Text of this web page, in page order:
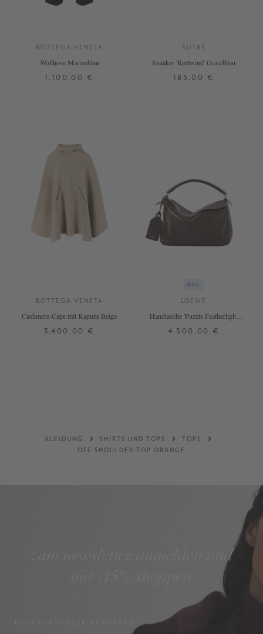
BOTTEGA VENETA
Wollhose Marineblau
1.100,00 €
AUTRY
Sneaker 'Reelwind' Grau/Blau
185,00 €
BOTTEGA VENETA
Cashmere-Cape mit Kapuze Beige
3.400,00 €
NEU
LOEWE
Handtasche 'Puzzle Featherlight
4.500,00 €
KLEIDUNG SHIRTS UND TOPS
TOPS
OFF-SHOULDER-TOP ORANGE
zum newsletter anmelden und